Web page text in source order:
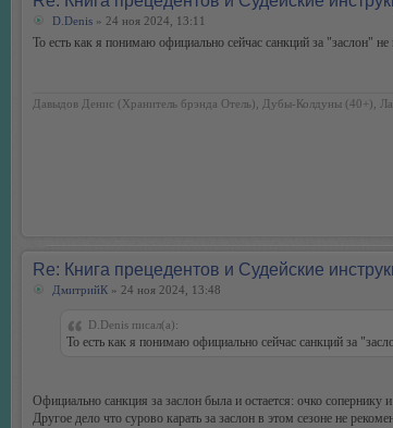
D.Denis » 24 ноя 2024, 13:11
То есть как я понимаю официально сейчас санкций за "заслон" не
Давыдов Денис (Хранитель брэнда Отель), Дубы-Колдуны (40+),
Re: Книга прецедентов и Судейские
ДмитрийК » 24 ноя 2024, 13:48
D.Denis писал(а):
То есть как я понимаю официально сейчас санкций за
Официально санкция за заслон была и остается: очко сопернику
Другое дело что сурово карать за заслон в этом сезоне не